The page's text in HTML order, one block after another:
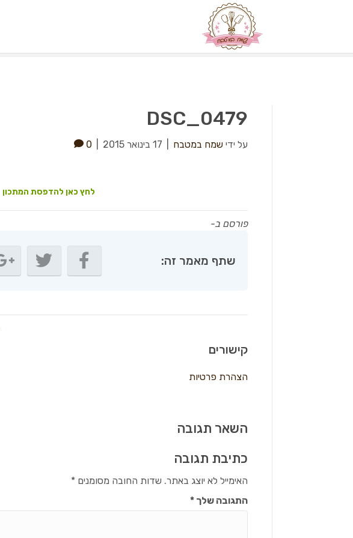
DSC_0479
על ידי שמח במטבח 17 בינואר 2015 0
לחץ כאן להדפסת המתכון
פורסם ב-
שתף מאמר זה:
קישורים
הצהרת פרטיות
השאר תגובה
כתיבת תגובה
האימייל לא יוצג באתר. שדות החובה מסומנים*
התגובה שלך*